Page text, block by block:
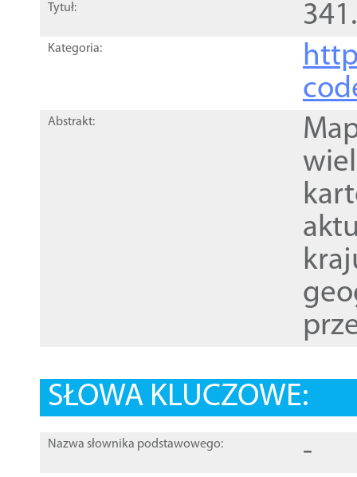
Tytuł:
Kategoria:
Abstrakt:
SŁOWA KLUCZOWE:
Nazwa słownika podstawowego: -